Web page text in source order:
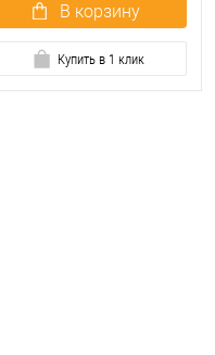
В корзину
Купить в 1 клик